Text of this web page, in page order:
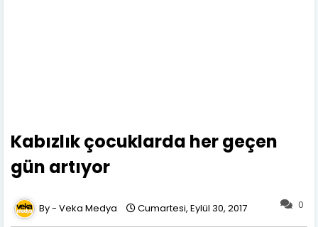
Kabızlık çocuklarda her geçen
gün artıyor
0
Veka Medya Cumartesi, Eylül 30, 2017